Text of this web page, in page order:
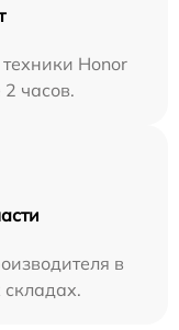
Honor
часов.
в